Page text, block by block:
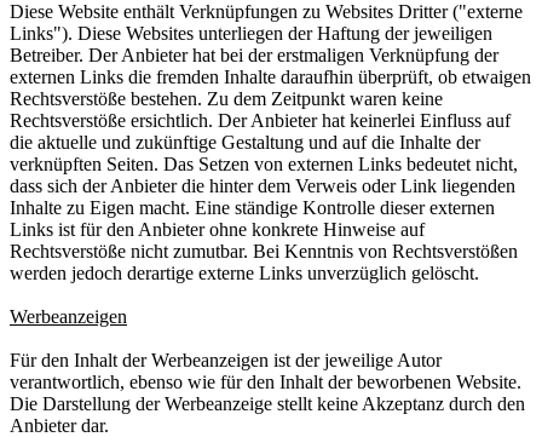
Diese Website enthält Verknüpfungen zu Websites Dritter ("externe
Links"). Diese Websites unterliegen der Haftung der jeweiligen
Betreiber. Der Anbieter hat bei der erstmaligen Verknüpfung der
externen Links die fremden Inhalte daraufhin überprüft, ob etwaigen
Rechtsverstöße bestehen. Zu dem Zeitpunkt waren keine
Rechtsverstöße ersichtlich. Der Anbieter hat keinerlei Einfluss auf
die aktuelle und zukünftige Gestaltung und auf die Inhalte der
verknüpften Seiten. Das Setzen von externen Links bedeutet nicht,
dass sich der Anbieter die hinter dem Verweis oder Link liegenden
Inhalte zu Eigen macht. Eine ständige Kontrolle dieser externen
Links ist für den Anbieter ohne konkrete Hinweise auf
Rechtsverstöße nicht zumutbar. Bei Kenntnis von Rechtsverstößen
werden jedoch derartige externe Links unverzüglich gelöscht.
Werbeanzeigen
Für den Inhalt der Werbeanzeigen ist der jeweilige Autor
verantwortlich, ebenso wie für den Inhalt der beworbenen Website.
Die Darstellung der Werbeanzeige stellt keine Akzeptanz durch den
Anbieter dar.